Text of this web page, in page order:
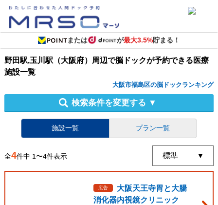
または が最大3.5%貯まる！
野田駅,玉川駅（大阪府）周辺で脳ドックが予約できる医療
施設一覧
大阪市福島区の脳ドックランキング
検索条件を変更する ▼
施設一覧 プラン一覧
全4件中 1〜4件表示
広告
大阪天王寺胃と大腸
消化器内視鏡クリニック